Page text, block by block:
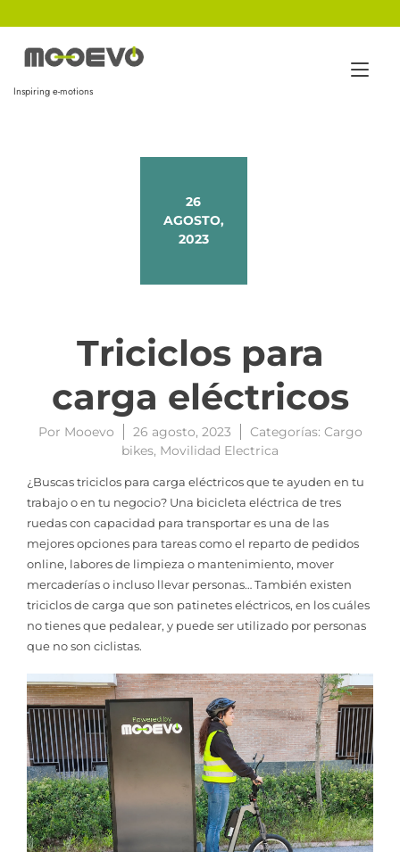
al
Inspiring e-motions
26
AGOSTO,
2023
Triciclos para
carga eléctricos
Por Mooevo 26 agosto, 2023 Categorías: Cargo
bikes, Movilidad Electrica
¿Buscas triciclos para carga eléctricos que te ayuden en tu
trabajo o en tu negocio? Una bicicleta eléctrica de tres
ruedas con capacidad para transportar es una de las
mejores opciones para tareas como el reparto de pedidos
online, labores de limpieza o mantenimiento, mover
mercaderías o incluso llevar personas… También existen
triciclos de carga que son patinetes eléctricos, en los cuáles
no tienes que pedalear, y puede ser utilizado por personas
que no son ciclistas.